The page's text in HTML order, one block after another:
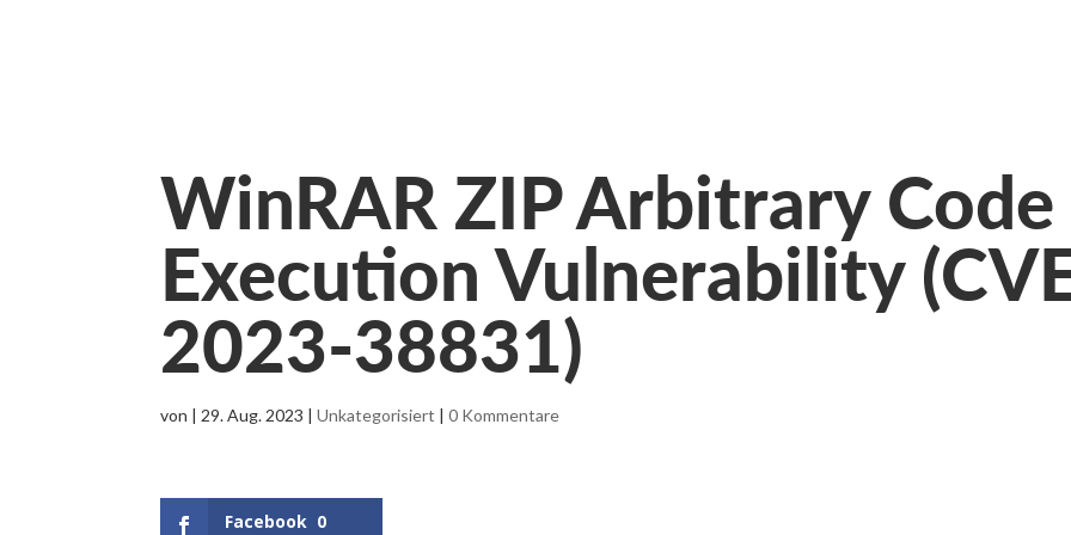
WinRAR ZIP Arbitrary Code
Execution Vulnerability
2023-38831)
von | 29. Aug. 2023 |Unkategorisiert |0 Kommentare
Facebook 0